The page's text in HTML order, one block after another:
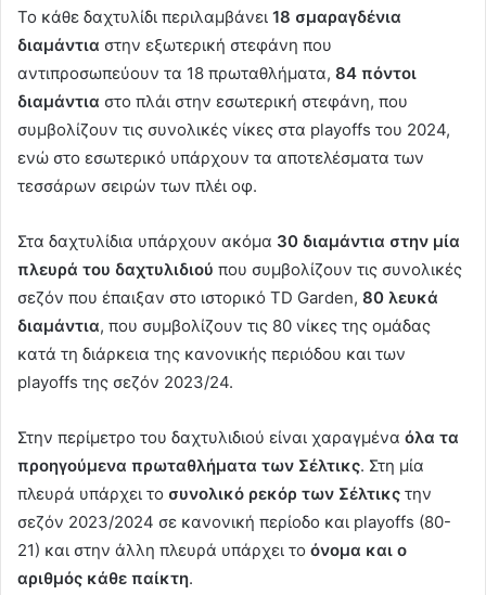
Το κάθε δαχτυλίδι περιλαμβάνει 18 σμαραγδένια
διαμάντια στην εξωτερική στεφάνη που
αντιπροσωπεύουν τα 18 πρωταθλήματα, 84 πόντοι
διαμάντια στο πλάι στην εσωτερική στεφάνη, που
συμβολίζουν τις συνολικές νίκες στα playoffs του 2024,
ενώ στο εσωτερικό υπάρχουν τα αποτελέσματα των
τεσσάρων σειρών των πλέι οφ.
Στα δαχτυλίδια υπάρχουν ακόμα 30 διαμάντια στην μία
πλευρά του δαχτυλιδιού που συμβολίζουν τις συνολικές
σεζόν που έπαιξαν στο ιστορικό TD Garden, 80 λευκά
διαμάντια, που συμβολίζουν τις 80 νίκες της ομάδας
κατά τη διάρκεια της κανονικής περιόδου και των
playoffs της σεζόν 2023/24.
Στην περίμετρο του δαχτυλιδιού είναι χαραγμένα όλα τα
προηγούμενα πρωταθλήματα των Σέλτικς. Στη μία
πλευρά υπάρχει το συνολικό ρεκόρ των Σέλτικς την
σεζόν 2023/2024 σε κανονική περίοδο και playoffs (80-
21) και στην άλλη πλευρά υπάρχει το όνομα και ο
αριθμός κάθε παίκτη.